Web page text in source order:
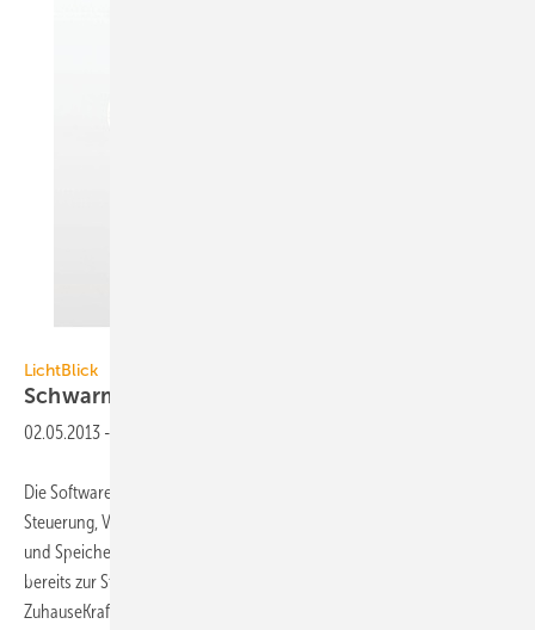
LichtBlick
SchwarmDirigent
02.05.2013 -
Die Software SchwarmDirigenten von LichtBlick ist für die die
Steuerung, Vernetzung und Einsatzoptimierung dezentraler Kraftwerke
und Speicher konzipiert. Der Energieanbieter setzt das Betriebssystem
bereits zur Steuerung von aktuell 730 dezentralen
ZuhauseKraftwerken ein. Die Mini-BHKWs